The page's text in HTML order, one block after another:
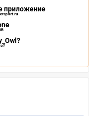
приложение